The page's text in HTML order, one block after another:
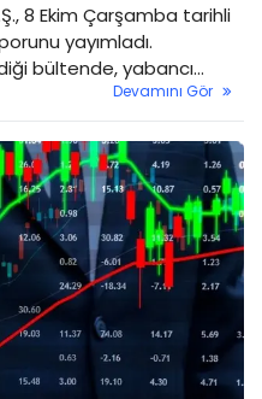
8 Ekim Çarşamba tarihli
yayımladı.
bültende, yabancı
hisselerin yanı sıra, ilgi
yabancı yatırımcının
alındı.
Devamını Gör